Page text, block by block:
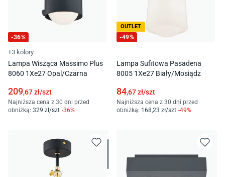
-36%
+3 kolory
Lampa Wisząca Massimo Plus
8060 1Xe27 Opal/Czarna
209,67zł/szt
Najniższa cena z 30 dni przed
obniżką: 329 zł/szt -36%
OUTLET
-49%
Lampa Sufitowa Pasadena
8005 1Xe27 Biały/Mosiądz
84,67zł/szt
Najniższa cena z 30 dni przed
obniżką: 168 ,23 zł/szt -49%